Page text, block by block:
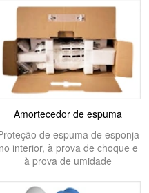
Amortecedor de espuma
de espuma de esponja
no interior, à prova de choque e
à prova de umidade